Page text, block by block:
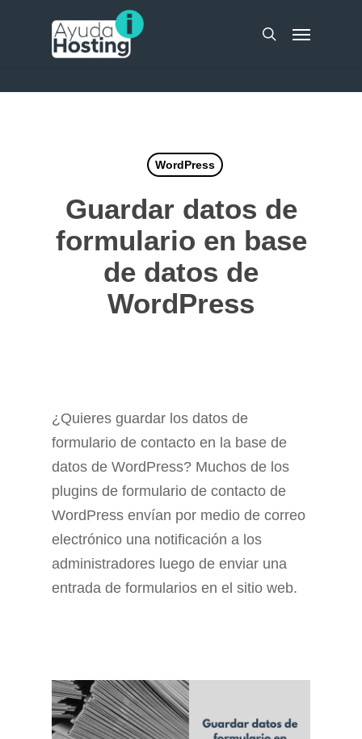
search
Menu
WordPress
Guardar datos de
formulario en base
de datos de
WordPress
¿Quieres guardar los datos de
formulario de contacto en la base de
datos de WordPress? Muchos de los
plugins de formulario de contacto de
WordPress envían por medio de correo
electrónico una notificación a los
administradores luego de enviar una
entrada de formularios en el sitio web.